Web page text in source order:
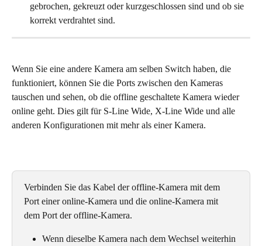
gebrochen, gekreuzt oder kurzgeschlossen sind und ob sie
korrekt verdrahtet sind.
Wenn Sie eine andere Kamera am selben Switch haben, die
funktioniert, können Sie die Ports zwischen den Kameras
tauschen und sehen, ob die offline geschaltete Kamera wieder
online geht. Dies gilt für S-Line Wide, X-Line Wide und alle
anderen Konfigurationen mit mehr als einer Kamera.
Verbinden Sie das Kabel der offline-Kamera mit dem
Port einer online-Kamera und die online-Kamera mit
dem Port der offline-Kamera.
Wenn dieselbe Kamera nach dem Wechsel weiterhin